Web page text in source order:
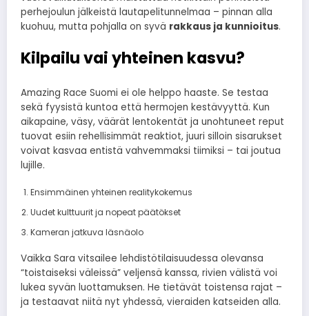
perhejoulun jälkeistä lautapelitunnelmaa – pinnan alla
kuohuu, mutta pohjalla on syvä rakkaus ja kunnioitus.
Kilpailu vai yhteinen kasvu?
Amazing Race Suomi ei ole helppo haaste. Se testaa
sekä fyysistä kuntoa että hermojen kestävyyttä. Kun
aikapaine, väsy, väärät lentokentät ja unohtuneet reput
tuovat esiin rehellisimmät reaktiot, juuri silloin sisarukset
voivat kasvaa entistä vahvemmaksi tiimiksi – tai joutua
lujille.
Ensimmäinen yhteinen realitykokemus
Uudet kulttuurit ja nopeat päätökset
Kameran jatkuva läsnäolo
Vaikka Sara vitsailee lehdistötilaisuudessa olevansa
“toistaiseksi väleissä” veljensä kanssa, rivien välistä voi
lukea syvän luottamuksen. He tietävät toistensa rajat –
ja testaavat niitä nyt yhdessä, vieraiden katseiden alla.